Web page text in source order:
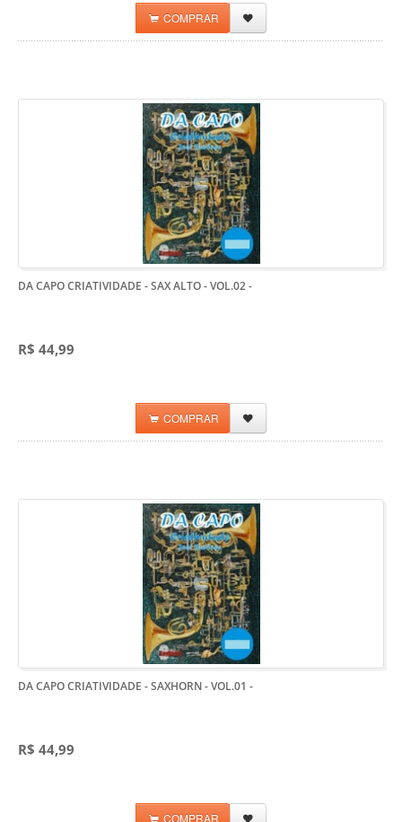
COMPRAR
DA CAPO CRIATIVIDADE - SAX ALTO - VOL.02-
R$ 44,99
COMPRAR
DA CAPO CRIATIVIDADE - SAXHORN - VOL.01 -
R$ 44,99
COMPRAR